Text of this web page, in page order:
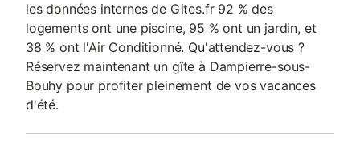
les données internes de Gites.fr 92 % des
logements ont une piscine, 95 % ont un jardin, et
38 % ont l'Air Conditionné. Qu'attendez-vous ?
Réservez maintenant un gîte à Dampierre-sous-
Bouhy pour profiter pleinement de vos vacances
d'été.